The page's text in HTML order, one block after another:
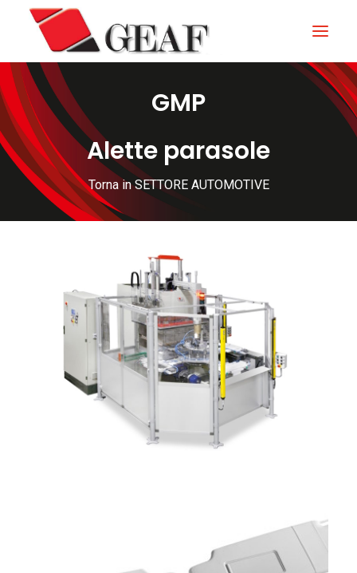
HOME
AZIENDA
KNOW-HOW
I NOSTRI SETTORI
DOWNLOAD
GMP
Alette parasole
Torna in SETTORE AUTOMOTIVE